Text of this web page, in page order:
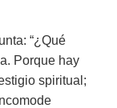
“¿Qué
Porque hay
spiritual;